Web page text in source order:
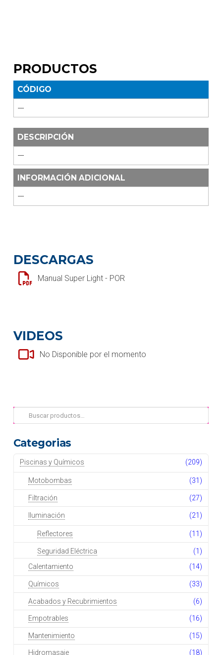
PRODUCTOS
CÓDIGO
---
DESCRIPCIÓN
---
INFORMACIÓN ADICIONAL
---
DESCARGAS
Manual Super Light - POR
VIDEOS
No Disponible por el momento
Buscar
por:
Categorias
Piscinas y Químicos (209)
Motobombas (31)
Filtración (27)
Iluminación (21)
Reflectores (11)
Seguridad Eléctrica
(1)
Calentamiento
(14)
Químicos (33)
Acabados y Recubrimientos (6)
Empotrables (16)
Mantenimiento (15)
Hidromasaje (18)